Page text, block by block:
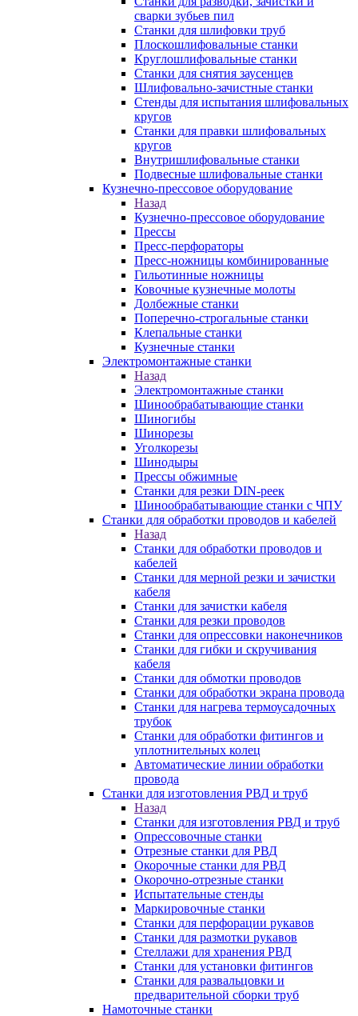
сварки зубьев пил
Станки для шлифовки труб
Плоскошлифовальные станки
Круглошлифовальные станки
Станки для снятия заусенцев
Шлифовально-зачистные станки
Стенды для испытания шлифовальных
кругов
Станки для правки шлифовальных
кругов
Внутришлифовальные станки
Подвесные шлифовальные станки
Кузнечно-прессовое оборудование
Назад
Кузнечно-прессовое оборудование
Прессы
Пресс-перфораторы
Пресс-ножницы комбинированные
Гильотинные ножницы
Ковочные кузнечные молоты
Долбежные станки
Поперечно-строгальные станки
Клепальные станки
Кузнечные станки
Электромонтажные станки
Назад
Электромонтажные станки
Шинообрабатывающие станки
Шиногибы
Шинорезы
Уголкорезы
Шинодыры
Прессы обжимные
Станки для резки DIN-реек
Шинообрабатывающие станки с ЧПУ
Станки для обработки проводов и кабелей
Назад
Станки для обработки проводов и
кабелей
Станки для мерной резки и зачистки
кабеля
Станки для зачистки кабеля
Станки для резки проводов
Станки для опрессовки наконечников
Станки для гибки и скручивания
кабеля
Станки для обмотки проводов
Станки для обработки экрана провода
Станки для нагрева термоусадочных
трубок
Станки для обработки фитингов и
уплотнительных колец
Автоматические линии обработки
провода
Станки для изготовления РВД и труб
Назад
Станки для изготовления РВД и труб
Опрессовочные станки
Отрезные станки для РВД
Окорочные станки для РВД
Окорочно-отрезные станки
Испытательные стенды
Маркировочные станки
Станки для перфорации рукавов
Станки для размотки рукавов
Стеллажи для хранения РВД
Станки для установки фитингов
Станки для развальцовки и
предварительной сборки труб
Намоточные станки